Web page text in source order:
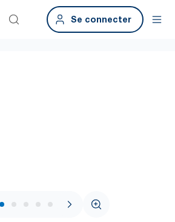
Se connecter
1 / 7